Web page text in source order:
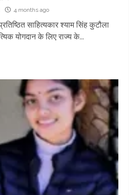
4 months ago
साहित्यकार श्याम सिंह कुटौला
योगदान के लिए राज्य के...